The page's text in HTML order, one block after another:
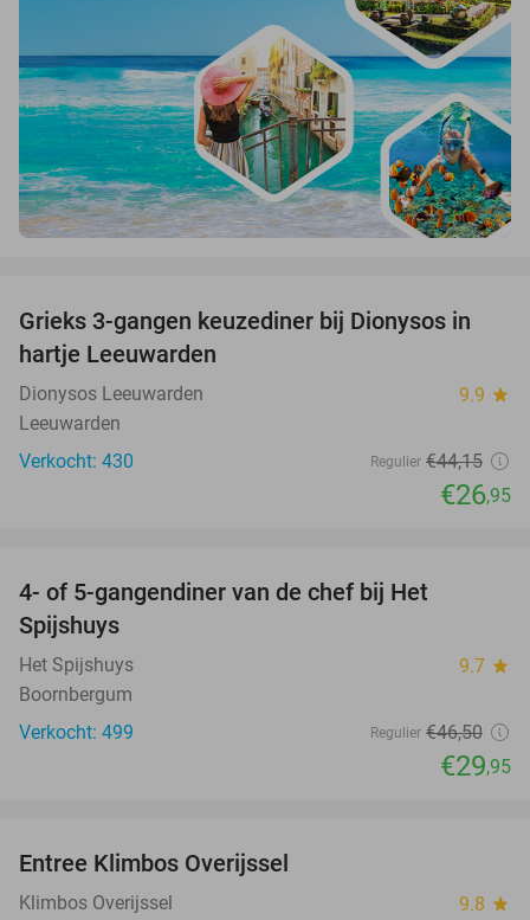
39%
Grieks 3-gangen keuzediner bij Dionysos in
hartje Leeuwarden
Dionysos Leeuwarden 9.9 star
Leeuwarden
Verkocht: 430
Regulier €44,15
€26,95
4- of 5-gangendiner van de chef bij Het
Spijshuys
Het Spijshuys 9.7 star
Boornbergum
Verkocht: 499
Regulier €46,50
€29,95
Entree Klimbos Overijssel
Klimbos Overijssel 9.8 star